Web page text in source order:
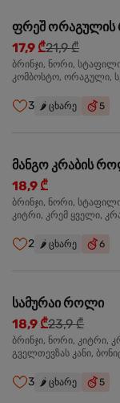
ფრეშ
17,9 ₾21,9 ₾
ბრინჯი, ნორი,
კომბოსტო, ორაგული,
3 🌶️ ცხარე 5
მანგო კრაბის
18,9 ₾
ბრინჯი, ნორი,
კიტრი, კრემ ყველი,
2 🌶️ ცხარე 6
სამურაი როლი
18,9 ₾23,9 ₾
ბრინჯი, ნორი, კიტრი,
გველთევზას კანი,
3 🌶️ ცხარე 5